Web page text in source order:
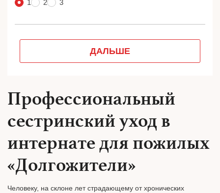
Профессиональный
сестринский уход в
интернате для пожилых
«Долгожители»
Человеку, на склоне лет страдающему от хронических